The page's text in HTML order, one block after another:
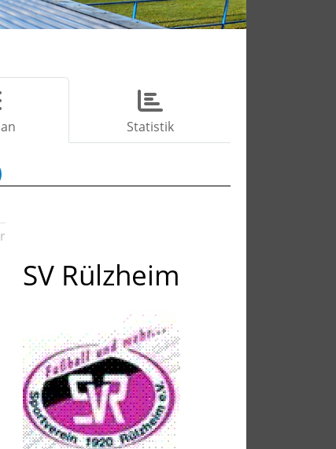
Statistik
SV Rülzheim